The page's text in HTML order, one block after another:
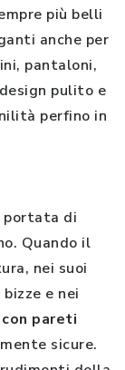
più belli
anche per
pantaloni,
pulito e
perfino in
portata di
Quando il
nei suoi
e nei
pareti
sicure.